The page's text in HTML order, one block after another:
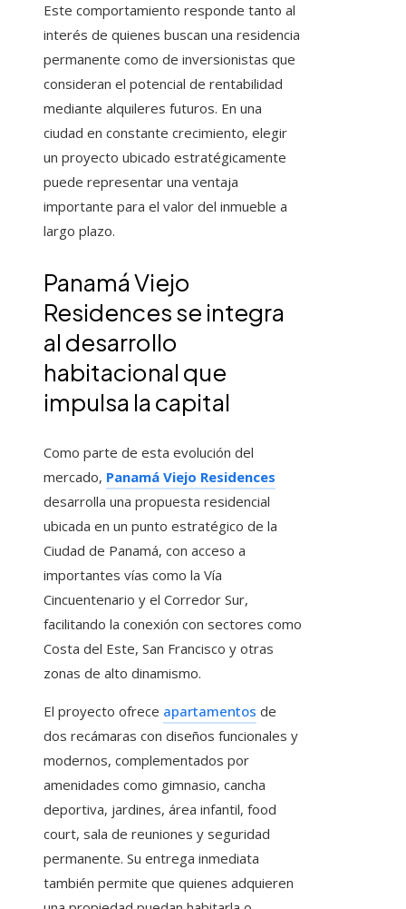
Este comportamiento responde tanto al
interés de quienes buscan una residencia
permanente como de inversionistas que
consideran el potencial de rentabilidad
mediante alquileres futuros. En una
ciudad en constante crecimiento, elegir
un proyecto ubicado estratégicamente
puede representar una ventaja
importante para el valor del inmueble a
largo plazo.
Panamá Viejo
Residences se integra
al desarrollo
habitacional que
impulsa la capital
Como parte de esta evolución del
mercado, Panamá Viejo Residences
desarrolla una propuesta residencial
ubicada en un punto estratégico de la
Ciudad de Panamá, con acceso a
importantes vías como la Vía
Cincuentenario y el Corredor Sur,
facilitando la conexión con sectores como
Costa del Este, San Francisco y otras
zonas de alto dinamismo.
El proyecto ofrece apartamentos de
dos recámaras con diseños funcionales y
modernos, complementados por
amenidades como gimnasio, cancha
deportiva, jardines, área infantil, food
court, sala de reuniones y seguridad
permanente. Su entrega inmediata
también permite que quienes adquieren